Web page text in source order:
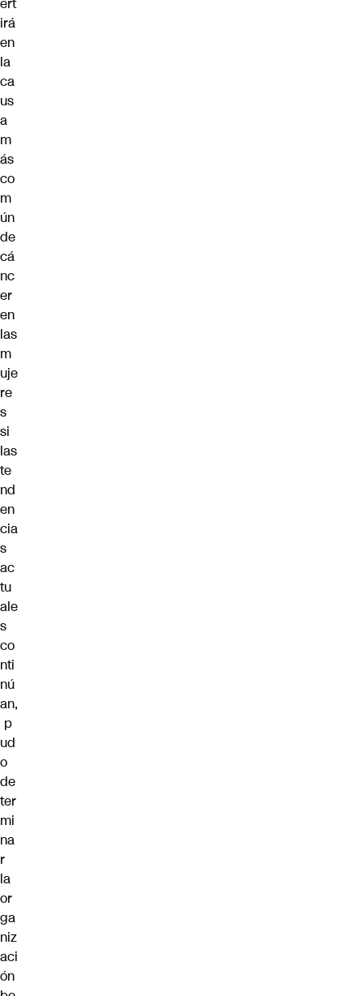
ert
irá
en
la
ca
us
a
m
ás
co
m
ún
de
cá
nc
er
en
las
m
uje
re
s
si
las
te
nd
en
cia
s
ac
tu
ale
s
co
nti
nú
an,
p
ud
o
de
ter
mi
na
r
la
or
ga
niz
aci
ón